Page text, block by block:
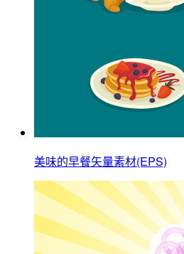
美味的早餐矢量素材(EPS)